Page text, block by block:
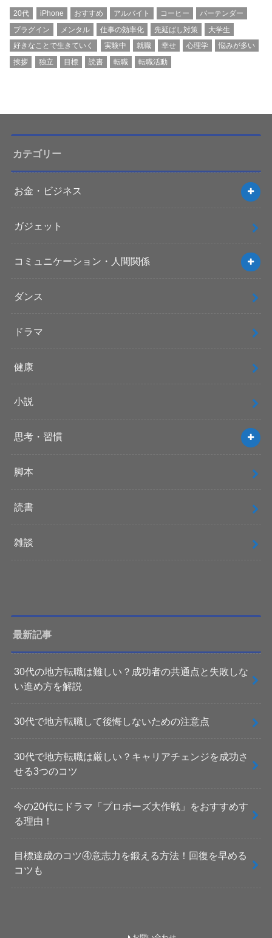
20代 iPhone おすすめ アルバイト コーヒー
バーテンダー
プラグイン
メンタル 仕事の効率化 先延ばし対策
大学生
好きなことで生きていく
実験中 就職 幸せ 心理学
悩みが多い
挨拶
独立 目標 読書 転職 転職活動
カテゴリー
お金・ビジネス
ガジェット
コミュニケーション・人間関係
ダンス
ドラマ
健康
小説
思考・習慣
脚本
読書
雑談
最新記事
30代の地方転職は難しい？成功者の共通点と失敗しな
い進め方を解説
30代で地方転職して後悔しないための注意点
30代で地方転職は厳しい？キャリアチェンジを成功さ
せる3つのコツ
今の20代にドラマ「プロポーズ大作戦」をおすすめす
る理由！
目標達成のコツ④意志力を鍛える方法！回復を早める
コツも